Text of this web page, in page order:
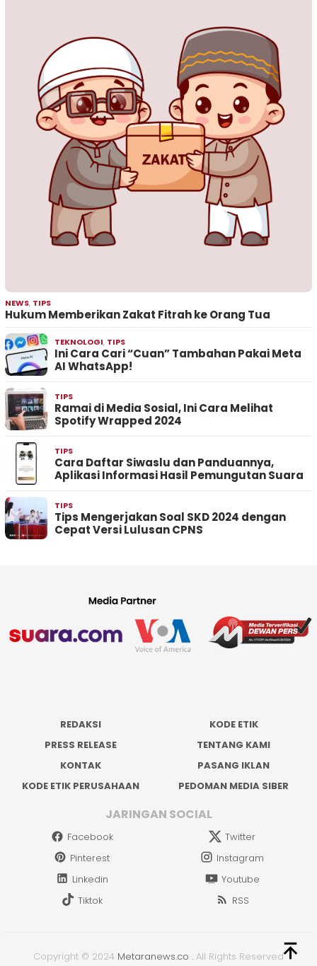
NEWS, TIPS
Hukum Memberikan Zakat Fitrah ke Orang Tua
TEKNOLOGI, TIPS
Ini Cara Cari “Cuan” Tambahan Pakai Meta
AI WhatsApp!
TIPS
Ramai di Media Sosial, Ini Cara Melihat
Spotify Wrapped 2024
TIPS
Cara Daftar Siwaslu dan Panduannya,
Aplikasi Informasi Hasil Pemungutan Suara
TIPS
Tips Mengerjakan Soal SKD 2024 dengan
Cepat Versi Lulusan CPNS
REDAKSI
KODE ETIK
PRESS RELEASE
TENTANG KAMI
KONTAK
PASANG IKLAN
KODE ETIK PERUSAHAAN
PEDOMAN MEDIA SIBER
JARINGAN SOCIAL
Facebook
Twitter
Pinterest
Instagram
Linkedin
Youtube
Tiktok
RSS
Copyright © 2024 Metaranews.co . All Rights Reserved